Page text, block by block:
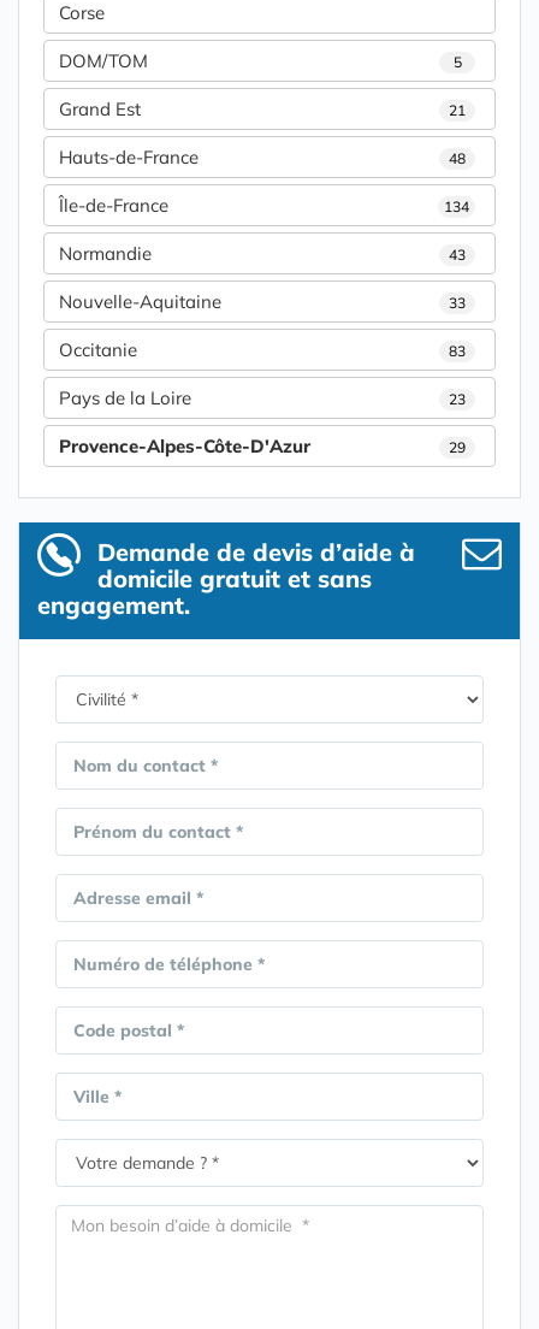
Corse
DOM/TOM 5
Grand Est 21
Hauts-de-France 48
Île-de-France 134
Normandie 43
Nouvelle-Aquitaine 33
Occitanie 83
Pays de la Loire 23
Provence-Alpes-Côte-D'Azur 29
Demande de devis d’aide à
domicile gratuit et sans
engagement.
Nom du contact *
Prénom du contact *
Adresse email *
Numéro de téléphone *
Code postal *
Ville *